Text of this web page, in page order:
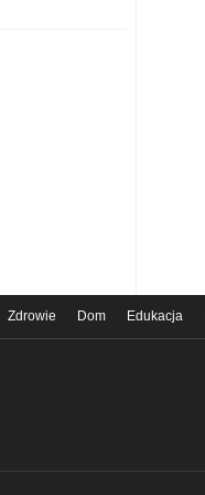
Zdrowie Dom Edukacja